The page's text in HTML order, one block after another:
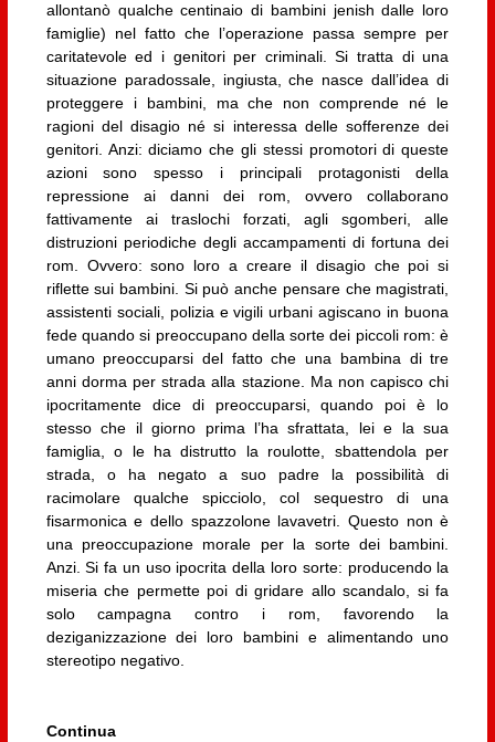
allontanò qualche centinaio di bambini jenish dalle loro
famiglie) nel fatto che l’operazione passa sempre per
caritatevole ed i genitori per criminali. Si tratta di una
situazione paradossale, ingiusta, che nasce dall’idea di
proteggere i bambini, ma che non comprende né le
ragioni del disagio né si interessa delle sofferenze dei
genitori. Anzi: diciamo che gli stessi promotori di queste
azioni sono spesso i principali protagonisti della
repressione ai danni dei rom, ovvero collaborano
fattivamente ai traslochi forzati, agli sgomberi, alle
distruzioni periodiche degli accampamenti di fortuna dei
rom. Ovvero: sono loro a creare il disagio che poi si
riflette sui bambini. Si può anche pensare che magistrati,
assistenti sociali, polizia e vigili urbani agiscano in buona
fede quando si preoccupano della sorte dei piccoli rom: è
umano preoccuparsi del fatto che una bambina di tre
anni dorma per strada alla stazione. Ma non capisco chi
ipocritamente dice di preoccuparsi, quando poi è lo
stesso che il giorno prima l’ha sfrattata, lei e la sua
famiglia, o le ha distrutto la roulotte, sbattendola per
strada, o ha negato a suo padre la possibilità di
racimolare qualche spicciolo, col sequestro di una
fisarmonica e dello spazzolone lavavetri. Questo non è
una preoccupazione morale per la sorte dei bambini.
Anzi. Si fa un uso ipocrita della loro sorte: producendo la
miseria che permette poi di gridare allo scandalo, si fa
solo campagna contro i rom, favorendo la
deziganizzazione dei loro bambini e alimentando uno
stereotipo negativo.
Continua